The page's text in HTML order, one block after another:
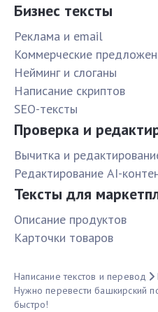
Бизнес тексты
Реклама и email
Коммерческие
Нейминг и слоганы
Написание скриптов
SEO-тексты
Проверка и
Вычитка и
Редактирование AI-
Тексты для
Описание продуктов
Карточки товаров
Написание текстов и перевод
Нужно перевести башкирский
быстро!